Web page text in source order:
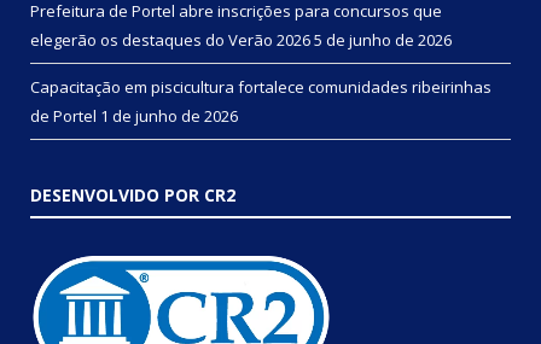
Prefeitura de Portel abre inscrições para concursos que
elegerão os destaques do Verão 20265 de junho de 2026
Capacitação em piscicultura fortalece comunidades ribeirinhas
de Portel 1 de junho de 2026
DESENVOLVIDO POR CR2